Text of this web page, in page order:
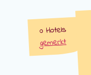
Hotels
gemerkt